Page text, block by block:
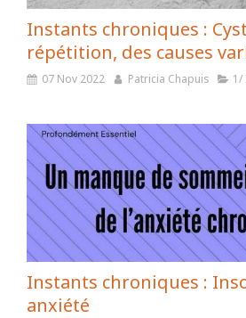
Instants chroniques :
répétition, des causes
07 Nov 2022 Patricia Chapuis 1/
Instants chroniques :
anxiété